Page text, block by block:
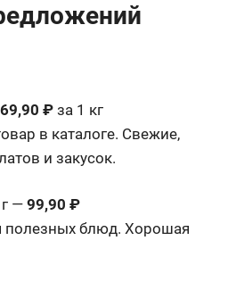
69,90 ₽ за 1 кг
в каталоге. Свежие,
и закусок.
— 99,90 ₽
полезных блюд. Хорошая